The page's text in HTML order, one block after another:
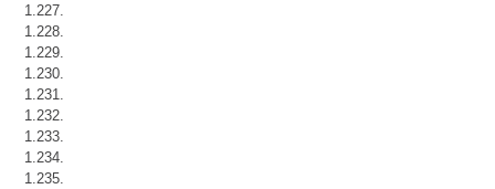
1.227.
1.228.
1.229.
1.230.
1.231.
1.232.
1.233.
1.234.
1.235.